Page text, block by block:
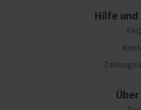
Hilfe und
Über